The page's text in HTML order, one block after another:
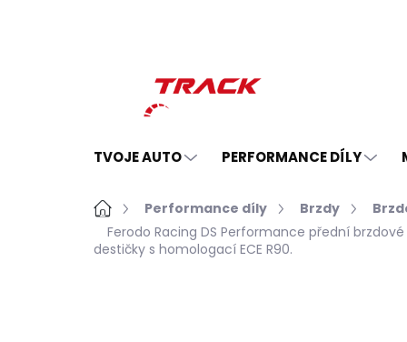
TVOJE AUTO PERFORMANCE DÍLY
DomůPerformance díly Brzdy
Ferodo Racing DS Performance přední brzdové
destičky s homologací ECE R90.